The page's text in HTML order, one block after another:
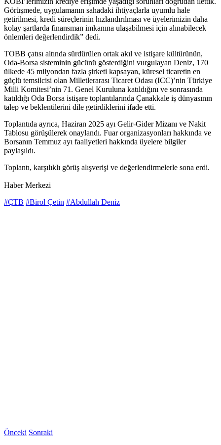
Görüşmede, uygulamanın sahadaki ihtiyaçlarla uyumlu hale
getirilmesi, kredi süreçlerinin hızlandırılması ve üyelerimizin daha
kolay şartlarda finansman imkanına ulaşabilmesi için alınabilecek
önlemleri değerlendirdik” dedi.
TOBB çatısı altında sürdürülen ortak akıl ve istişare kültürünün,
Oda-Borsa sisteminin gücünü gösterdiğini vurgulayan Deniz, 170
ülkede 45 milyondan fazla şirketi kapsayan, küresel ticaretin en
güçlü temsilcisi olan Milletlerarası Ticaret Odası (ICC)’nin Türkiye
Milli Komitesi’nin 71. Genel Kuruluna katıldığını ve sonrasında
katıldığı Oda Borsa istişare toplantılarında Çanakkale iş dünyasının
talep ve beklentilerini dile getirdiklerini ifade etti.
Toplantıda ayrıca, Haziran 2025 ayı Gelir-Gider Mizanı ve Nakit
Tablosu görüşülerek onaylandı. Fuar organizasyonları hakkında ve
Borsanın Temmuz ayı faaliyetleri hakkında üyelere bilgiler
paylaşıldı.
Toplantı, karşılıklı görüş alışverişi ve değerlendirmelerle sona erdi.
Haber Merkezi
#ÇTB #Birol Çetin #Abdullah Deniz
Önceki Sonraki